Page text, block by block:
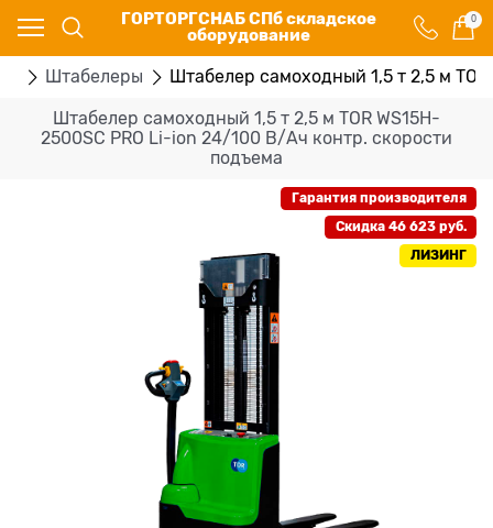
ГОРТОРГСНАБ СПб складское
оборудование
0
Штабелеры Штабелер самоходный 1,5 т 2,5 м
Штабелер самоходный 1,5 т 2,5 м TOR WS15H-
2500SC PRO Li-ion 24/100 В/Ач контр. скорости
подъема
Гарантия производителя
Скидка 46 623 руб.
ЛИЗИНГ